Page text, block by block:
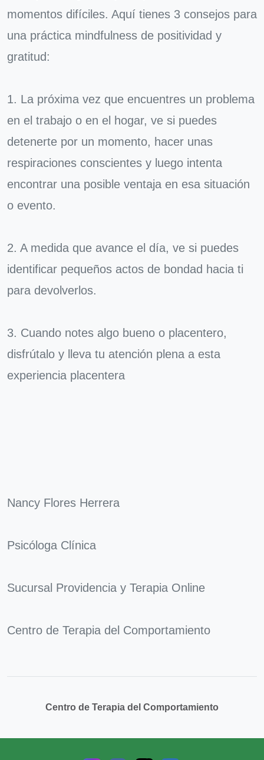
momentos difíciles. Aquí tienes 3 consejos para
una práctica mindfulness de positividad y
gratitud:
1. La próxima vez que encuentres un problema
en el trabajo o en el hogar, ve si puedes
detenerte por un momento, hacer unas
respiraciones conscientes y luego intenta
encontrar una posible ventaja en esa situación
o evento.
2. A medida que avance el día, ve si puedes
identificar pequeños actos de bondad hacia ti
para devolverlos.
3. Cuando notes algo bueno o placentero,
disfrútalo y lleva tu atención plena a esta
experiencia placentera
Nancy Flores Herrera
Psicóloga Clínica
Sucursal Providencia y Terapia Online
Centro de Terapia del Comportamiento
Centro de Terapia del Comportamiento